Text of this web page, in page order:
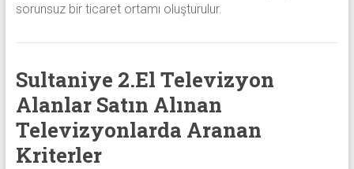
sorunsuz bir ticaret ortamı oluşturulur.
Sultaniye 2.El Televizyon
Alanlar Satın Alınan
Televizyonlarda Aranan
Kriterler